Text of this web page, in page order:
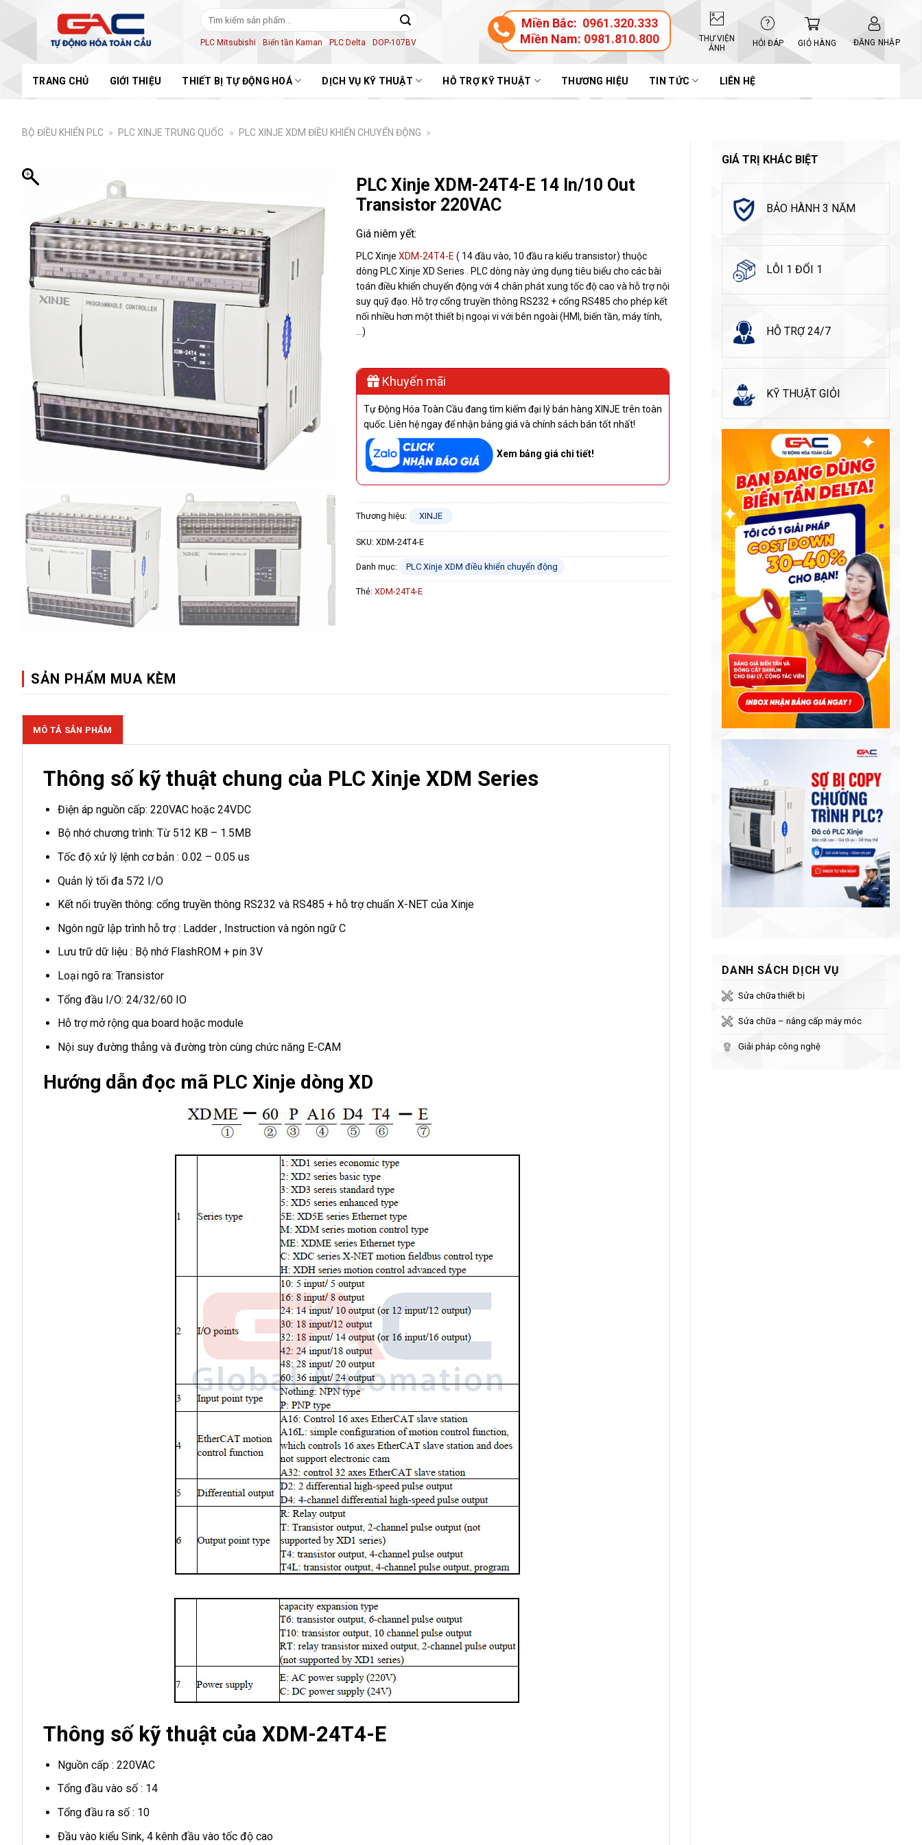
content
PLC Mitsubishi
Biến tần Kaman PLC Delta DOP-107BV
Miền Bắc: 0961.320.333
Miền Nam: 0981.810.800
THƯ VIỆN
ẢNH
HỎI ĐÁP GIỎ HÀNG ĐĂNG NHẬP
TRANG CHỦ GIỚI THIỆU THIẾT BỊ TỰ ĐỘNG HOÁ DỊCH VỤ KỸ THUẬT HỖ TRỢ KỸ THUẬT THƯƠNG HIỆU TIN TỨC LIÊN HỆ
BỘ ĐIỀU KHIỂN PLC » PLC XINJE TRUNG QUỐC » PLC XINJE XDM ĐIỀU KHIỂN CHUYỂN ĐỘNG »
GIÁ TRỊ KHÁC BIỆT
BẢO HÀNH 3 NĂM
LỖI 1 ĐỔI 1
HỖ TRỢ 24/7
KỸ THUẬT GIỎI
DANH SÁCH DỊCH VỤ
Sửa chữa thiết bị
Sửa chữa – nâng cấp máy móc
Giải pháp công nghệ
PLC Xinje XDM-24T4-E 14 In/10 Out
Transistor 220VAC
PLC Xinje XDM-24T4-E ( 14 đầu vào, 10 đầu ra kiểu transistor) thuộc
dòng PLC Xinje XD Series . PLC dòng này ứng dụng tiêu biểu cho các bài
toán điều khiển chuyển động với 4 chân phát xung tốc độ cao và hỗ trợ nội
suy quỹ đạo. Hỗ trợ cổng truyền thông RS232 + cổng RS485 cho phép kết
nối nhiều hơn một thiết bị ngoại vi với bên ngoài (HMI, biến tần, máy tính,
…)
Khuyến mãi
Tự Động Hóa Toàn Cầu đang tìm kiếm đại lý bán hàng XINJE trên toàn
quốc. Liên hệ ngay để nhận bảng giá và chính sách bán tốt nhất!
Xem bảng giá chi tiết!
Thương hiệu: XINJE
SKU: XDM-24T4-E
Danh mục: PLC Xinje XDM điều khiển chuyển động
Thẻ: XDM-24T4-E
SẢN PHẨM MUA KÈM
MÔ TẢ SẢN PHẨM
Thông số kỹ thuật chung của PLC Xinje XDM Series
Điện áp nguồn cấp: 220VAC hoặc 24VDC
Bộ nhớ chương trình: Từ 512 KB – 1.5MB
Tốc độ xử lý lệnh cơ bản : 0.02 – 0.05 us
Quản lý tối đa 572 I/O
Kết nối truyền thông: cổng truyền thông RS232 và RS485 + hỗ trợ chuẩn X-NET của Xinje
Ngôn ngữ lập trình hỗ trợ : Ladder , Instruction và ngôn ngữ C
Lưu trữ dữ liệu : Bộ nhớ FlashROM + pin 3V
Loại ngõ ra: Transistor
Tổng đầu I/O: 24/32/60 IO
Hỗ trợ mở rộng qua board hoặc module
Nội suy đường thẳng và đường tròn cùng chức năng E-CAM
Hướng dẫn đọc mã PLC Xinje dòng XD
Thông số kỹ thuật của XDM-24T4-E
Nguồn cấp : 220VAC
Tổng đầu vào số : 14
Tổng đầu ra số : 10
Đầu vào kiểu Sink, 4 kênh đầu vào tốc độ cao